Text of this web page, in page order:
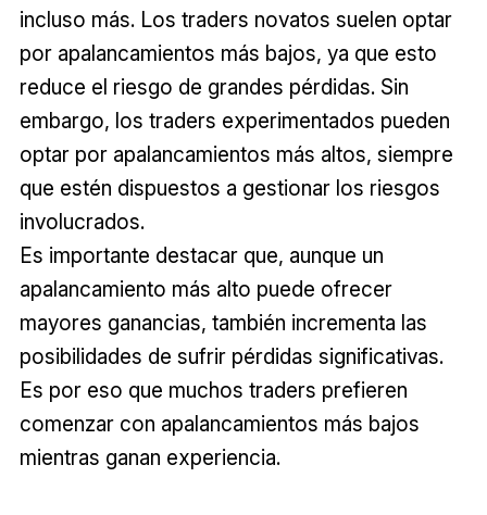
incluso más. Los traders novatos suelen optar
por apalancamientos más bajos, ya que esto
reduce el riesgo de grandes pérdidas. Sin
embargo, los traders experimentados pueden
optar por apalancamientos más altos, siempre
que estén dispuestos a gestionar los riesgos
involucrados.
Es importante destacar que, aunque un
apalancamiento más alto puede ofrecer
mayores ganancias, también incrementa las
posibilidades de sufrir pérdidas significativas.
Es por eso que muchos traders prefieren
comenzar con apalancamientos más bajos
mientras ganan experiencia.